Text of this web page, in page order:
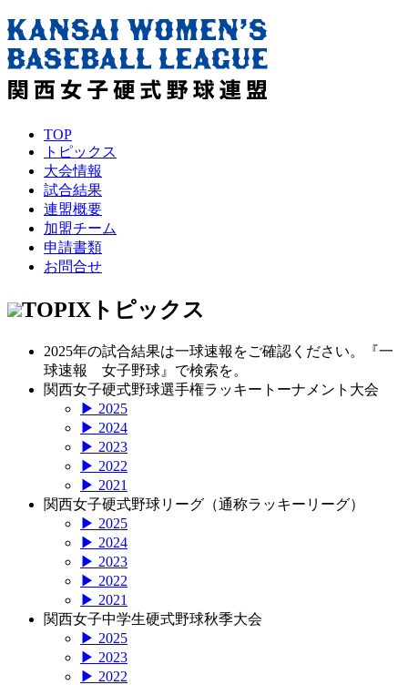
TOP
トピックス
大会情報
試合結果
連盟概要
加盟チーム
申請書類
お問合せ
TOPIX トピックス
2025年の試合結果は一球速報をご確認ください。『一
球速報 女子野球』で検索を。
関西女子硬式野球選手権ラッキートーナメント大会
▶ 2025
▶ 2024
▶ 2023
▶ 2022
▶ 2021
関西女子硬式野球リーグ（通称ラッキーリーグ）
▶ 2025
▶ 2024
▶ 2023
▶ 2022
▶ 2021
関西女子中学生硬式野球秋季大会
▶ 2025
▶ 2023
▶ 2022